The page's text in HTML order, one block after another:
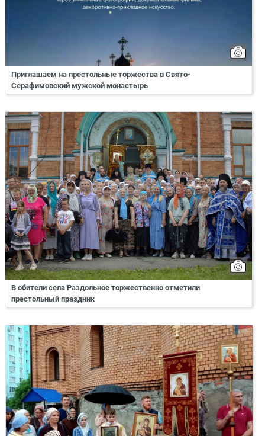
Приглашаем на престольные торжества в Свято-
Серафимовский мужской монастырь
В обители села Раздольное торжественно отметили
престольный праздник